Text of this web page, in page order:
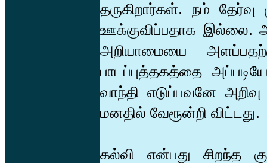
தருகிறார்கள். நம்
ஊக்குவிப்பதாக இல்லை.
அறியாமையை
பாடப்புத்தகத்தை
வாந்தி எடுப்பவனே
மனதில் வேரூன்றி விட்டது.
கல்வி என்பது சிறந்த